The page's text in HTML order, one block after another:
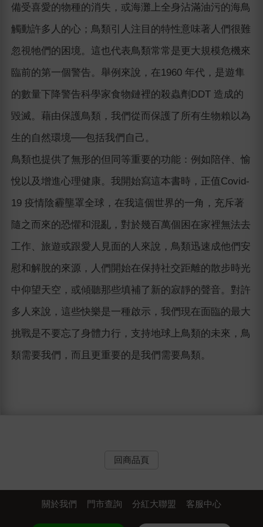
備受喜愛的物種的消失，或海灘上全身沾滿油污的海鳥
觸動許多人的心；鳥類引人注目的特性意味著人們很難
忽視牠們的困境。這也代表鳥類常常是更大規模危機來
臨前的第一個警告。舉例來說，在1960 年代，是遊隼
的數量下降警告科學家食物鏈裡的殺蟲劑DDT 造成的
毀滅。藉由保護鳥類，我們從而保護了所有生物賴以為
生的自然環境──包括我們自己。
鳥類也提供了無形的但同等重要的功能：例如陪伴、愉
悅以及增進心理健康。我開始寫這本書時，正值Covid-
19 疫情陰霾壟罩全球，在我這個世界的一角，充斥著
隨之而來的恐懼和混亂，對於幾百萬個困在家裡無法去
工作、旅遊或跟愛人見面的人來說，鳥類迅速成他們安
慰和解脫的來源，人們開始在保持社交距離的散步時光
中仰望天空，或傾聽那些填補了新的寂靜的聲音。對許
多人來說，這些快樂是一種啟示，我們現在面臨的最大
挑戰是不要忘了身體力行，支持地球上鳥類的未來，鳥
類需要我們，而且更重要的是我們需要鳥類。
回商品頁
關於我們 門市查詢 分紅大聯盟 客服中心